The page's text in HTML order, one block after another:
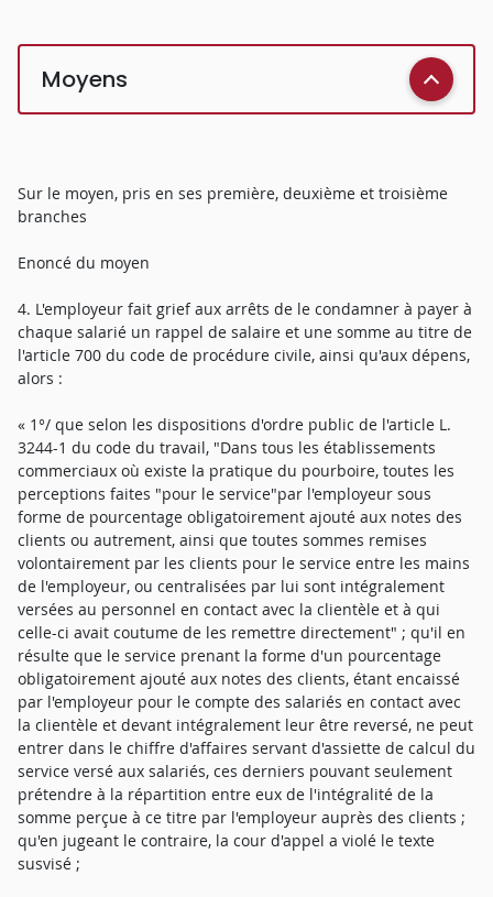
Moyens
Sur le moyen, pris en ses première, deuxième et troisième
branches
Enoncé du moyen
4. L'employeur fait grief aux arrêts de le condamner à payer à
chaque salarié un rappel de salaire et une somme au titre de
l'article 700 du code de procédure civile, ainsi qu'aux dépens,
alors :
« 1°/ que selon les dispositions d'ordre public de l'article L.
3244-1 du code du travail, "Dans tous les établissements
commerciaux où existe la pratique du pourboire, toutes les
perceptions faites "pour le service"par l'employeur sous
forme de pourcentage obligatoirement ajouté aux notes des
clients ou autrement, ainsi que toutes sommes remises
volontairement par les clients pour le service entre les mains
de l'employeur, ou centralisées par lui sont intégralement
versées au personnel en contact avec la clientèle et à qui
celle-ci avait coutume de les remettre directement" ; qu'il en
résulte que le service prenant la forme d'un pourcentage
obligatoirement ajouté aux notes des clients, étant encaissé
par l'employeur pour le compte des salariés en contact avec
la clientèle et devant intégralement leur être reversé, ne peut
entrer dans le chiffre d'affaires servant d'assiette de calcul du
service versé aux salariés, ces derniers pouvant seulement
prétendre à la répartition entre eux de l'intégralité de la
somme perçue à ce titre par l'employeur auprès des clients ;
qu'en jugeant le contraire, la cour d'appel a violé le texte
susvisé ;